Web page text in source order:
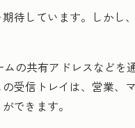
待しています。しかし
の共有アドレスなどを
受信トレイは、営業、
できます。